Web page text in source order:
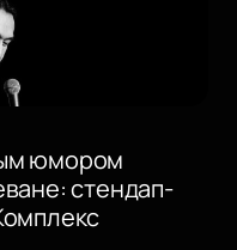
юмором
стендап-